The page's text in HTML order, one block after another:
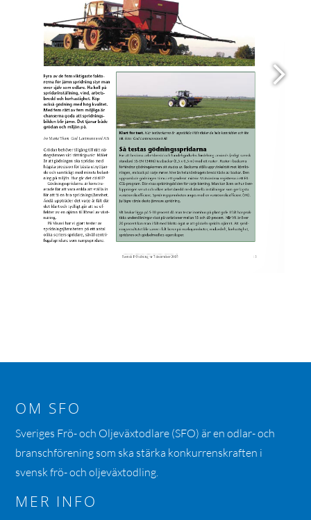
OM SFO
Sveriges Frö- och Oljeväxtodlare (SFO) är en odlar- och
branschförening som ska stärka konkurrenskraften i
svensk frö- och oljeväxtodling.
MER INFO